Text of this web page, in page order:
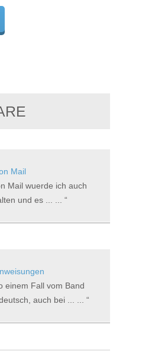
Mail
Mail wuerde ich auch
und es ... ...
einem Fall vom Band
auch bei ... ...